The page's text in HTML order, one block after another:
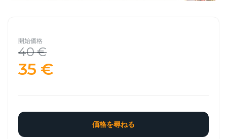
開始価格
40 €
35 €
価格を尋ねる